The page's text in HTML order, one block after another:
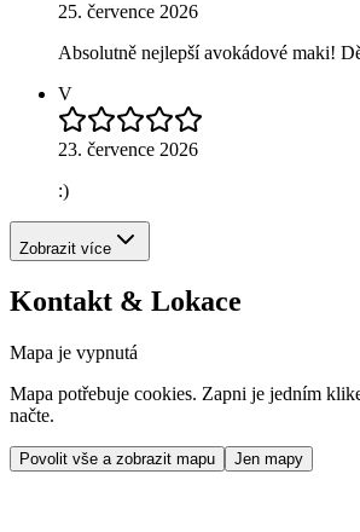
25. července 2026
Absolutně nejlepší avokádové maki!
V
23. července 2026
:)
Zobrazit více
Kontakt & Lokace
Mapa je vypnutá
Mapa potřebuje cookies. Zapni je jedním
načte.
Povolit vše a zobrazit mapu Jen mapy